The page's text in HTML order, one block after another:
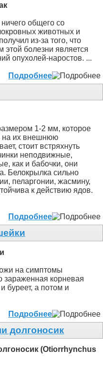
общего со
животных и
из-за того, что
болезни является
опухолей-наростов. ...
Подробнее
1-2 мм, которое
на их внешнюю
стоит встряхнуть
неподвижные,
как и бабочки, они
Белокрылка сильно
пеларгонии, жасмину,
к действию ядов.
Подробнее
на симптомы
зараженная корневая
буреет, а потом и
Подробнее
долгоносик
(Otiorrhynchus